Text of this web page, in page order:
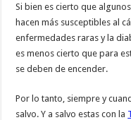
Si bien es cierto que
hacen más susceptibles al
enfermedades raras y la
es menos cierto que para
se deben de encender.
Por lo tanto, siempre y
salvo. Y a salvo estas con la